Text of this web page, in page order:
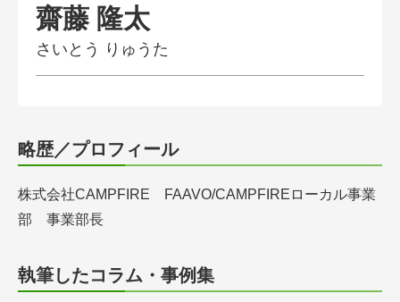
AgriweBダイレクトメッセージ
相談できる専門家一覧
コラム・事例集
齋藤 隆太
さいとう りゅうた
略歴／プロフィール
株式会社CAMPFIRE FAAVO/CAMPFIREローカル事業
部 事業部長
執筆したコラム・事例集